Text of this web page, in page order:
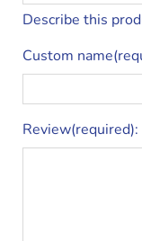
Describe this
Custom
Review(required):